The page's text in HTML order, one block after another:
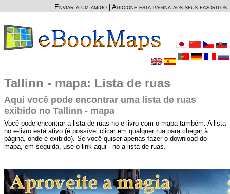
Enviar a um amigo Adicione esta página aos seus favoritos
Tallinn - mapa: Lista de ruas
Aqui você pode encontrar uma lista de ruas
exibido no Tallinn - mapa
Você pode encontrar a lista de ruas no e-livro com o mapa também. A lista
no e-livro está ativo (é possível clicar em qualquer rua para chegar à
página, onde é exibido). Se você quiser apenas fazer o download do
mapa, em seguida, use o link aqui - no a lista de ruas.